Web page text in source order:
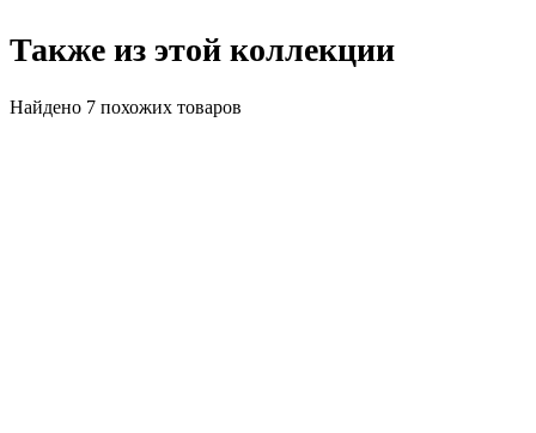
Также из этой коллекции
Найдено 7 похожих товаров